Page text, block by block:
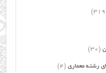
(30)
رشته معماری (4)